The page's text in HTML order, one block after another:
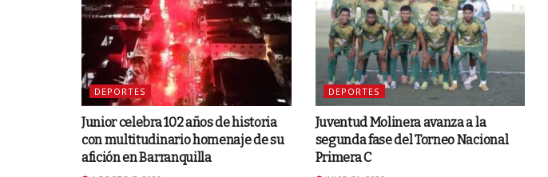
DEPORTES
Junior celebra 102 años de historia
con multitudinario homenaje de su
afición en Barranquilla
DEPORTES
Juventud Molinera avanza a la
segunda fase del Torneo Nacional
Primera C